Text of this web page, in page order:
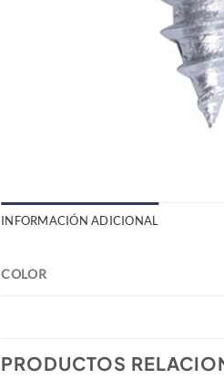
INFORMACIÓN ADICIONAL
COLOR
PRODUCTOS